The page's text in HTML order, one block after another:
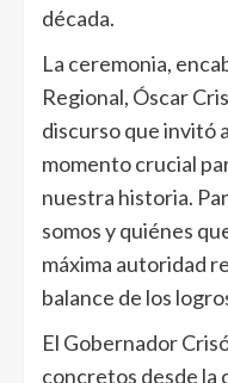
década.
La ceremonia,
Regional, Óscar
discurso que invitó
momento crucial
nuestra historia.
somos y quiénes
máxima autoridad
balance de los
El Gobernador
concretos desde la